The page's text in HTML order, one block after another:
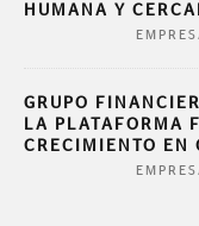
HUMANA Y
GRUPO
LA PLATAFORMA
CRECIMIENTO EN